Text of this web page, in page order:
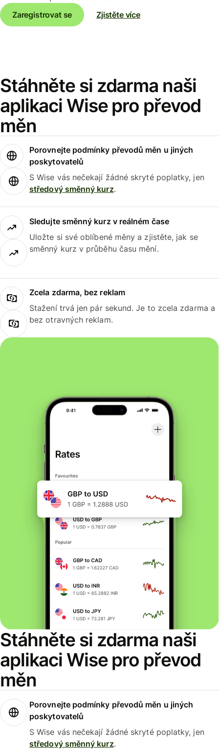
Zaregistrovat se
Zjistěte více
Stáhněte si zdarma naši
aplikaci Wise pro převod
měn
Porovnejte podmínky převodů měn u jiných
poskytovatelů
S Wise vás nečekají žádné skryté poplatky, jen
středový směnný kurz.
Sledujte směnný kurz v reálném čase
Uložte si své oblíbené měny a zjistěte, jak se
směnný kurz v průběhu času mění.
Zcela zdarma, bez reklam
Stažení trvá jen pár sekund. Je to zcela zdarma a
bez otravných reklam.
Stáhněte si zdarma naši
aplikaci Wise pro převod
měn
Porovnejte podmínky převodů měn u jiných
poskytovatelů
S Wise vás nečekají žádné skryté poplatky, jen
středový směnný kurz.